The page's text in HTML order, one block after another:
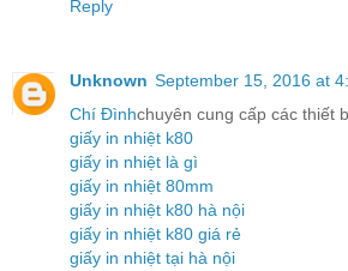
Reply
Unknown September 15, 2016 at
Chí Đìnhchuyên cung cấp các thiết
giấy in nhiệt k80
giấy in nhiệt là gì
giấy in nhiệt 80mm
giấy in nhiệt k80 hà nội
giấy in nhiệt k80 giá rẻ
giấy in nhiệt tại hà nội